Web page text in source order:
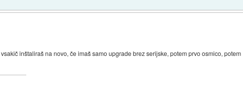
inštaliraš na novo, če imaš samo upgrade brez serijske, potem prvo osmico, potem